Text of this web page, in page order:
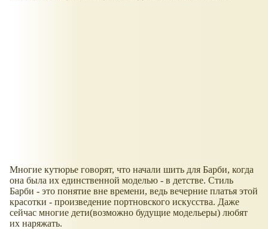
Многие кутюрье говорят, что начали шить для Барби, когда
она была их единственной моделью - в детстве. Стиль
Барби - это понятие вне времени, ведь вечерние платья этой
красотки - произведение портновского искусства. Даже
сейчас многие дети(возможно будущие модельеры) любят
их наряжать.